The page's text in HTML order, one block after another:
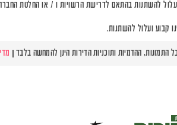
להשתנות בהתאם לדרישת הרשויות ו / או החלטת
קבוע ועלול להשתנות.